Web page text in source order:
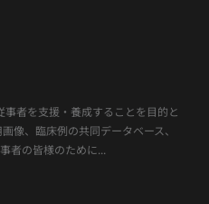
者を支援・養成することを目的と
像、臨床例の共同データベース、
者の皆様のために...